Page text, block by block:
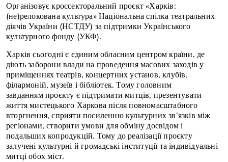
Організовує кроссекторальний проєкт «Харків:
(не)релокована культура» Національна спілка театральних
діячів України (НСТДУ) за підтримки Українського
культурного фонду (УКФ).
Харків сьогодні є єдиним обласним центром країни, де
діють заборони влади на проведення масових заходів у
приміщеннях театрів, концертних установ, клубів,
філармоній, музеїв і бібліотек. Тому головним
завданням проєкту є підтримати митців, презентувати
життя мистецького Харкова після повномасштабного
вторгнення, сприяти посиленню культурних зв’язків між
регіонами, створити умови для обміну досвідом і
подальших копродукцій. Тому до реалізації проєкту
залучені культурні й громадські інституції та індивідуальні
митці обох міст.